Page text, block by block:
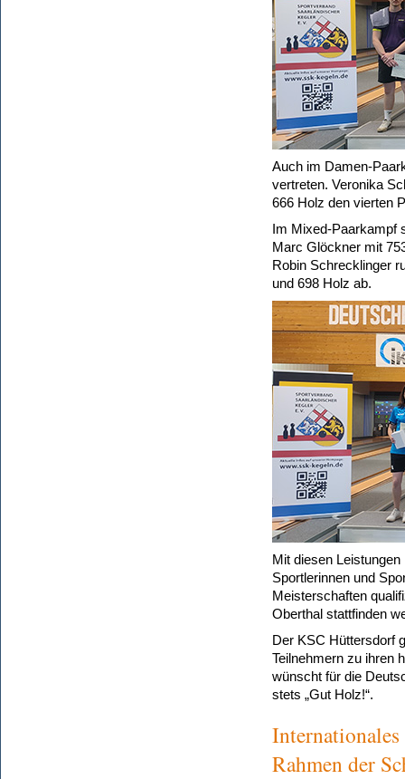
Auch im Damen-
vertreten. Veronika
666 Holz den vierten
Im Mixed-Paarkampf
Marc Glöckner mit
Robin Schrecklinger
und 698 Holz ab.
Mit diesen
Sportlerinnen und
Meisterschaften
Oberthal stattfinden
Der KSC Hüttersdorf
Teilnehmern zu ihren
wünscht für die
stets „Gut Holz!“.
Rahmen der